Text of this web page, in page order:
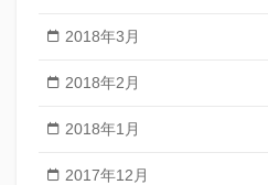
2018年3月
2018年2月
2018年1月
2017年12月